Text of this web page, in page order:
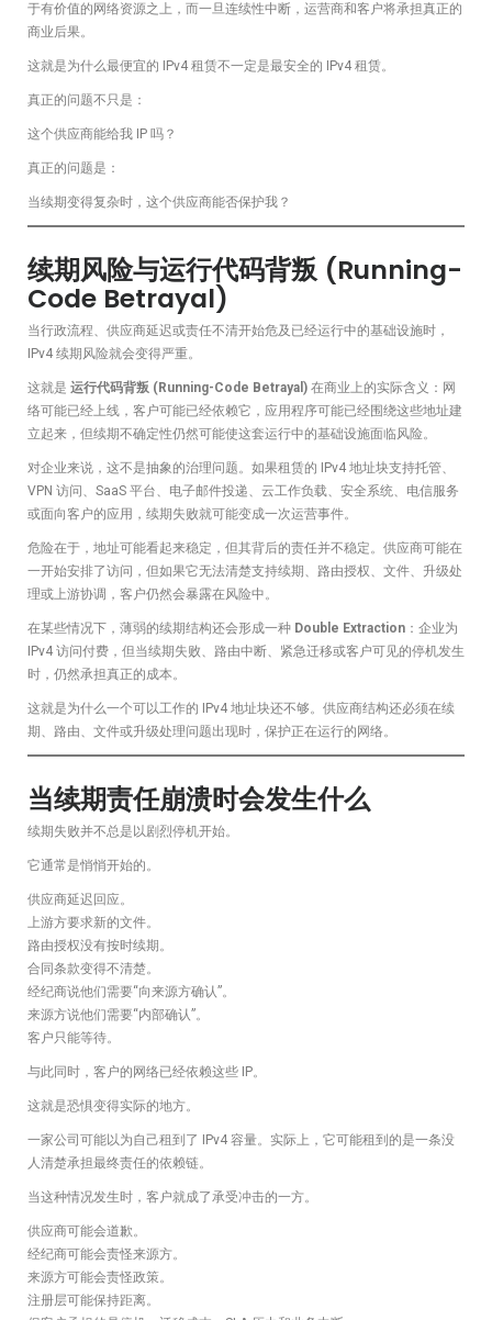
于有价值的网络资源之上，而一旦连续性中断，运营商和客户将承担真正的
商业后果。
这就是为什么最便宜的 IPv4 租赁不一定是最安全的 IPv4 租赁。
真正的问题不只是：
这个供应商能给我 IP 吗？
真正的问题是：
当续期变得复杂时，这个供应商能否保护我？
续期风险与运行代码背叛 (Running-
Code Betrayal)
当行政流程、供应商延迟或责任不清开始危及已经运行中的基础设施时，
IPv4 续期风险就会变得严重。
这就是 运行代码背叛 (Running-Code Betrayal) 在商业上的实际含义：网
络可能已经上线，客户可能已经依赖它，应用程序可能已经围绕这些地址建
立起来，但续期不确定性仍然可能使这套运行中的基础设施面临风险。
对企业来说，这不是抽象的治理问题。如果租赁的 IPv4 地址块支持托管、
VPN 访问、SaaS 平台、电子邮件投递、云工作负载、安全系统、电信服务
或面向客户的应用，续期失败就可能变成一次运营事件。
危险在于，地址可能看起来稳定，但其背后的责任并不稳定。供应商可能在
一开始安排了访问，但如果它无法清楚支持续期、路由授权、文件、升级处
理或上游协调，客户仍然会暴露在风险中。
在某些情况下，薄弱的续期结构还会形成一种 Double Extraction ：企业为
IPv4 访问付费，但当续期失败、路由中断、紧急迁移或客户可见的停机发生
时，仍然承担真正的成本。
这就是为什么一个可以工作的 IPv4 地址块还不够。供应商结构还必须在续
期、路由、文件或升级处理问题出现时，保护正在运行的网络。
当续期责任崩溃时会发生什么
续期失败并不总是以剧烈停机开始。
它通常是悄悄开始的。
供应商延迟回应。
上游方要求新的文件。
路由授权没有按时续期。
合同条款变得不清楚。
经纪商说他们需要“向来源方确认”。
来源方说他们需要“内部确认”。
客户只能等待。
与此同时，客户的网络已经依赖这些 IP。
这就是恐惧变得实际的地方。
一家公司可能以为自己租到了 IPv4 容量。实际上，它可能租到的是一条没
人清楚承担最终责任的依赖链。
当这种情况发生时，客户就成了承受冲击的一方。
供应商可能会道歉。
经纪商可能会责怪来源方。
来源方可能会责怪政策。
注册层可能保持距离。